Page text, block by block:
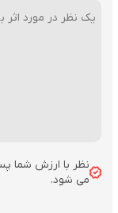
نظر با ارزش شما
می شود.